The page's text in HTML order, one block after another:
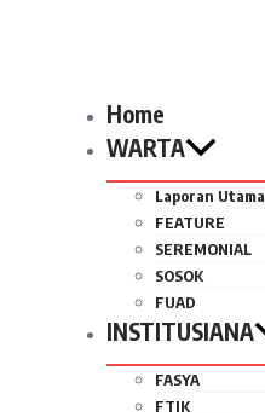
Home
WARTA
Laporan Utama
FEATURE
SEREMONIAL
SOSOK
FUAD
INSTITUSIANA
FASYA
FTIK